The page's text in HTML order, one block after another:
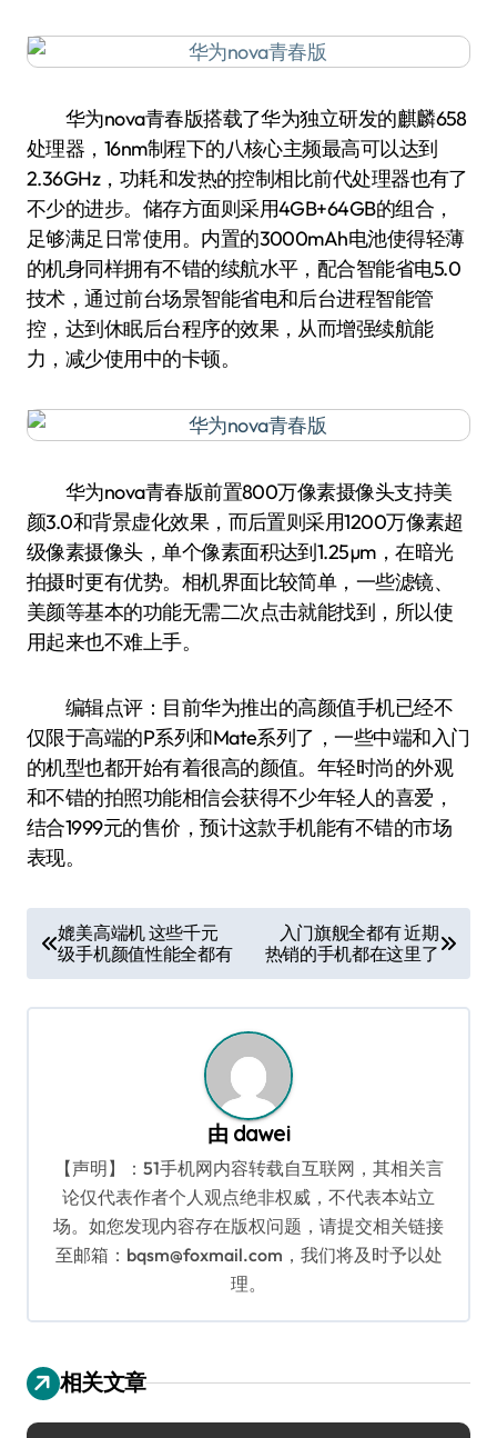
华为nova青春版搭载了华为独立研发的麒麟658
处理器，16nm制程下的八核心主频最高可以达到
2.36GHz，功耗和发热的控制相比前代处理器也有了
不少的进步。储存方面则采用4GB+64GB的组合，
足够满足日常使用。内置的3000mAh电池使得轻薄
的机身同样拥有不错的续航水平，配合智能省电5.0
技术，通过前台场景智能省电和后台进程智能管
控，达到休眠后台程序的效果，从而增强续航能
力，减少使用中的卡顿。
华为nova青春版前置800万像素摄像头支持美
颜3.0和背景虚化效果，而后置则采用1200万像素超
级像素摄像头，单个像素面积达到1.25µm，在暗光
拍摄时更有优势。相机界面比较简单，一些滤镜、
美颜等基本的功能无需二次点击就能找到，所以使
用起来也不难上手。
编辑点评：目前华为推出的高颜值手机已经不
仅限于高端的P系列和Mate系列了，一些中端和入门
的机型也都开始有着很高的颜值。年轻时尚的外观
和不错的拍照功能相信会获得不少年轻人的喜爱，
结合1999元的售价，预计这款手机能有不错的市场
表现。
章
导
媲美高端机 这些千元
级手机颜值性能全都有
入门旗舰全都有 近期
热销的手机都在这里了
由 dawei
【声明】：51手机网内容转载自互联网，其相关言
论仅代表作者个人观点绝非权威，不代表本站立
场。如您发现内容存在版权问题，请提交相关链接
至邮箱：bqsm@foxmail.com，我们将及时予以处
理。
相关文章